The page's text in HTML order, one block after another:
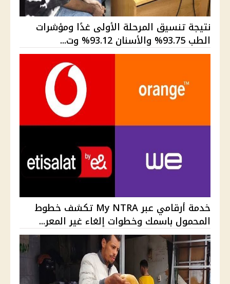
نتيجة تنسيق المرحلة الأولى غدًا ومؤشرات
الطب 93.75% والأسنان 93.12% وت...
خدمة أرقامي عبر My NTRA تكشف خطوط
المحمول باسمك وخطوات إلغاء غير المعر...